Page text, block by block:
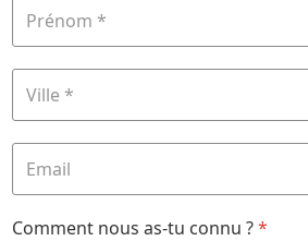
Comment nous as-tu connu ?*